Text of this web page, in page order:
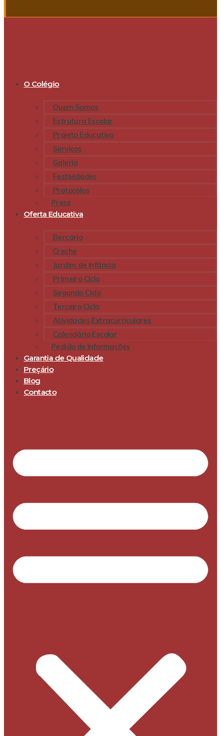
O Colégio
Quem Somos
Estrutura Escolar
Projeto Educativo
Serviços
Galeria
Festividades
Protocolos
Press
Oferta Educativa
Berçário
Creche
Jardim de Infância
Primeiro Ciclo
Segundo Ciclo
Terceiro Ciclo
Atividades Extracurriculares
Calendário Escolar
Pedido de Informações
Garantia de Qualidade
Preçário
Blog
Contacto